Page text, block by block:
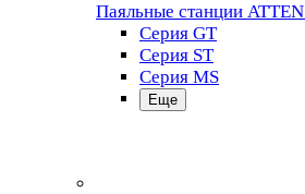
Паяльные станции ATTEN
Серия GT
Серия ST
Серия MS
Еще